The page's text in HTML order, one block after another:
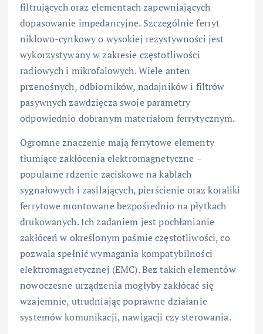
filtrujących oraz elementach zapewniających
dopasowanie impedancyjne. Szczególnie ferryt
niklowo-cynkowy o wysokiej rezystywności jest
wykorzystywany w zakresie częstotliwości
radiowych i mikrofalowych. Wiele anten
przenośnych, odbiorników, nadajników i filtrów
pasywnych zawdzięcza swoje parametry
odpowiednio dobranym materiałom ferrytycznym.
Ogromne znaczenie mają ferrytowe elementy
tłumiące zakłócenia elektromagnetyczne –
popularne rdzenie zaciskowe na kablach
sygnałowych i zasilających, pierścienie oraz koraliki
ferrytowe montowane bezpośrednio na płytkach
drukowanych. Ich zadaniem jest pochłanianie
zakłóceń w określonym paśmie częstotliwości, co
pozwala spełnić wymagania kompatybilności
elektromagnetycznej (EMC). Bez takich elementów
nowoczesne urządzenia mogłyby zakłócać się
wzajemnie, utrudniając poprawne działanie
systemów komunikacji, nawigacji czy sterowania.